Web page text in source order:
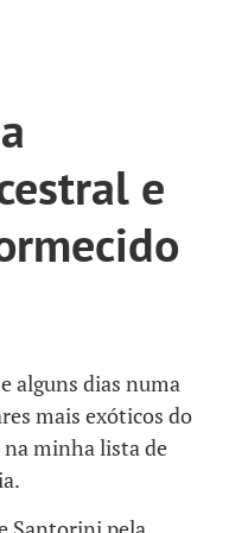
e
alguns dias numa
mais exóticos do
minha lista de